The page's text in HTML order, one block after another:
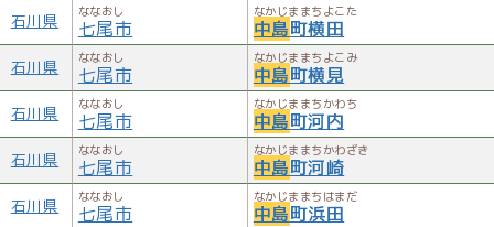
石川県 ななおし
七尾市
なかじままちよこた
中島町横田
石川県 ななおし
七尾市
なかじままちよこみ
中島町横見
石川県 ななおし
七尾市
なかじままちかわち
中島町河内
石川県 ななおし
七尾市
なかじままちかわざき
中島町河崎
石川県 ななおし
七尾市
なかじままちはまだ
中島町浜田